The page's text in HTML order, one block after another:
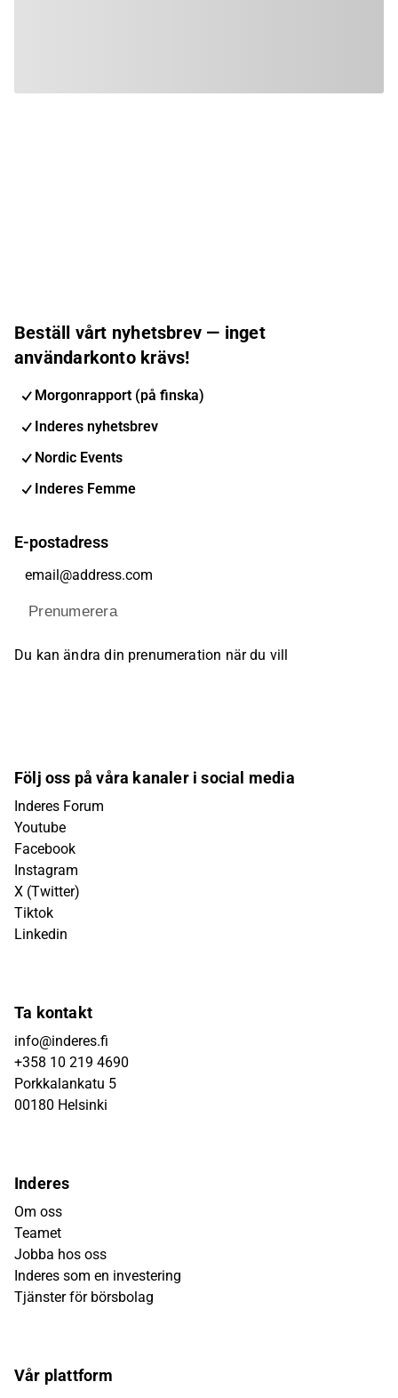
Beställ vårt nyhetsbrev — inget
användarkonto krävs!
Morgonrapport (på finska)
Inderes nyhetsbrev
Nordic Events
Inderes Femme
E-postadress
Prenumerera
Du kan ändra din prenumeration när du vill
Följ oss på våra kanaler i social media
Inderes Forum
Youtube
Facebook
Instagram
X (Twitter)
Tiktok
Linkedin
Ta kontakt
info@inderes.fi
+358 10 219 4690
Porkkalankatu 5
00180 Helsinki
Inderes
Om oss
Teamet
Jobba hos oss
Inderes som en investering
Tjänster för börsbolag
Vår plattform